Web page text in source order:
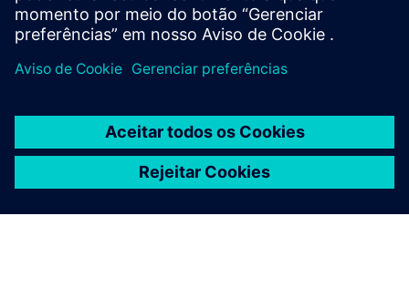
Simcenter Femap, Teamcenter